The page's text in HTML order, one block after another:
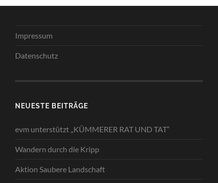
Impressum
Datenschutz
NEUESTE BEITRÄGE
evm unterstützt „KÜMMERER RAT UND TAT“
Wandern durch die Kripp
Aktion Saubere Landschaft